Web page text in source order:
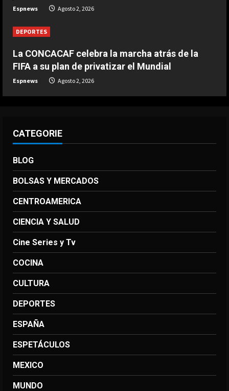
4 Agosto 2, 2026
antes de firmar con Colo Colo
Agosto 2, 2026
Espnews Agosto 2, 2026
DEPORTES
La CONCACAF celebra la marcha atrás de la
FIFA a su plan de privatizar el Mundial
Espnews Agosto 2, 2026
CATEGORIE
BLOG
BOLSAS Y MERCADOS
CENTROAMERICA
CIENCIA Y SALUD
Cine Series y Tv
COCINA
CULTURA
DEPORTES
ESPAÑA
ESPETÁCULOS
MEXICO
MUNDO